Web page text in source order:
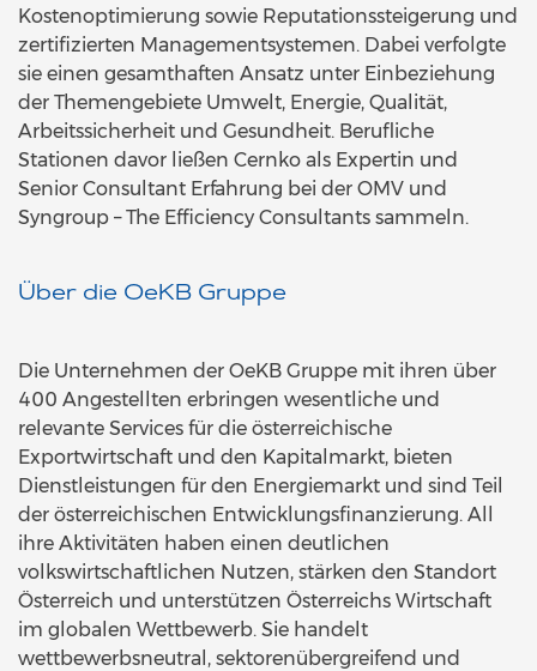
Kostenoptimierung sowie Reputationssteigerung und
zertifizierten Managementsystemen. Dabei verfolgte
sie einen gesamthaften Ansatz unter Einbeziehung
der Themengebiete Umwelt, Energie, Qualität,
Arbeitssicherheit und Gesundheit. Berufliche
Stationen davor ließen Cernko als Expertin und
Senior Consultant Erfahrung bei der OMV und
Syngroup – The Efficiency Consultants sammeln.
Über die OeKB Gruppe
Die Unternehmen der OeKB Gruppe mit ihren über
400 Angestellten erbringen wesentliche und
relevante Services für die österreichische
Exportwirtschaft und den Kapitalmarkt, bieten
Dienstleistungen für den Energiemarkt und sind Teil
der österreichischen Entwicklungsfinanzierung. All
ihre Aktivitäten haben einen deutlichen
volkswirtschaftlichen Nutzen, stärken den Standort
Österreich und unterstützen Österreichs Wirtschaft
im globalen Wettbewerb. Sie handelt
wettbewerbsneutral, sektorenübergreifend und